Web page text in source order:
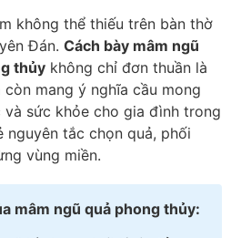
không thể thiếu trên bàn thờ
Đán. Cách bày mâm ngũ
thủy không chỉ đơn thuần là
mang ý nghĩa cầu mong
và sức khỏe cho gia đình trong
nguyên tắc chọn quả, phối
vùng miền.
mâm ngũ quả phong thủy: